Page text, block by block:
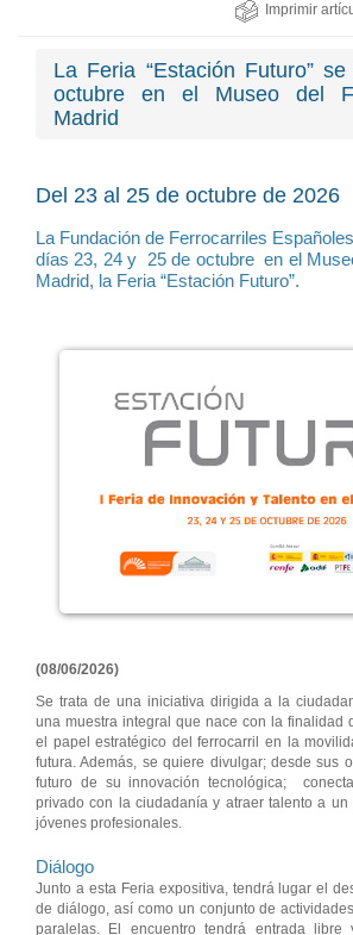
Imprimir
La Feria “Estación Futuro”
octubre en el Museo del
Madrid
Del 23 al 25 de octubre de 2026
La Fundación de Ferrocarriles
días 23, 24 y 25 de octubre en el
Madrid, la Feria “Estación Futuro”.
(08/06/2026)
Se trata de una iniciativa dirigida a la
una muestra integral que nace con la finalidad
el papel estratégico del ferrocarril en la
futura. Además, se quiere divulgar; desde sus
futuro de su innovación tecnológica;
privado con la ciudadanía y atraer talento a un
jóvenes profesionales.
Diálogo
Junto a esta Feria expositiva, tendrá lugar el
de diálogo, así como un conjunto de
paralelas. El encuentro tendrá entrada